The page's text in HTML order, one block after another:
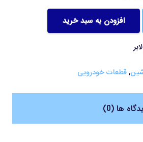
افزودن به سبد خرید
,قطعات خودرویی
ها (0)